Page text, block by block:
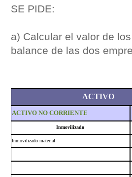
SE PIDE:
a) Calcular el valor de
balance de las dos
ACTIVO
ACTIVO NO CORRIENTE
Inmovilizado
Inmovilizado material